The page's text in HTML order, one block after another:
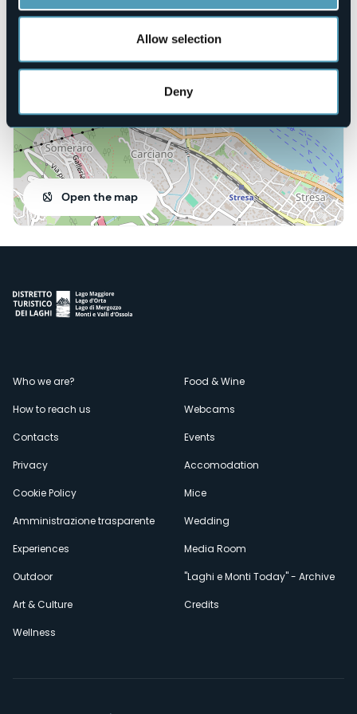
Allow selection
Deny
Piazzale Lido
Open the map
Menù
secondario
Who we are?
How to reach us
Contacts
Privacy
Cookie Policy
Amministrazione trasparente
Experiences
Outdoor
Art & Culture
Wellness
Food & Wine
Webcams
Events
Accomodation
Mice
Wedding
Media Room
"Laghi e Monti Today" - Archive
Credits